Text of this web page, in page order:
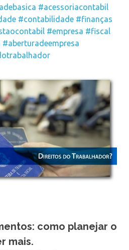
#acessoriacontabil
#contabilidade #finanças
#empresa #fiscal
#aberturadeempresa
como planejar o
mais.